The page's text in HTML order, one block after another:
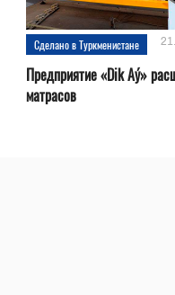
Сделано в Туркменистане
Предприятие «Dik Aý»
матрасов